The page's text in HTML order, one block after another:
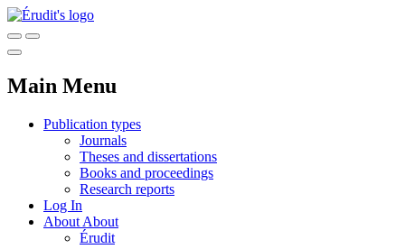
Main Menu
Publication types
Journals
Theses and dissertations
Books and proceedings
Research reports
Log In
About About
Érudit